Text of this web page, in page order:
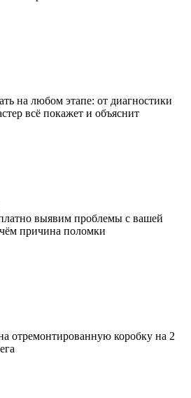
на любом этапе: от диагностики
всё покажет и объяснит
выявим проблемы с вашей
причина поломки
отремонтированную коробку на 2